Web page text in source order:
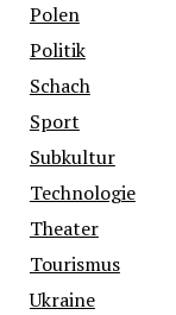
Polen
Politik
Schach
Sport
Subkultur
Technologie
Theater
Tourismus
Ukraine